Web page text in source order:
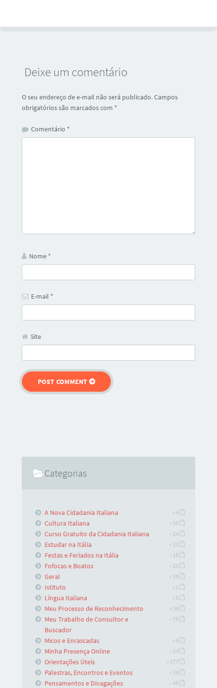
Deixe um comentário
O seu endereço de e-mail não será publicado.Campos
obrigatórios são marcados com *
Comentário *
Nome *
E-mail *
Site
Categorias
A Nova Cidadania Italiana » 4
Cultura Italiana » 50
Curso Gratuito da Cidadania Italiana » 24
Estudar na Itália » 12
Festas e Feriados na Itália » 18
Fofocas e Boatos » 20
Geral » 19
Istituto » 1
Língua Italiana » 5
Meu Processo de Reconhecimento » 36
Meu Trabalho de Consultor e
Buscador
» 79
Micos e Enrascadas » 9
Minha Presença Online » 24
Orientações Úteis » 177
Palestras, Encontros e Eventos » 16
Pensamentos e Divagações » 49